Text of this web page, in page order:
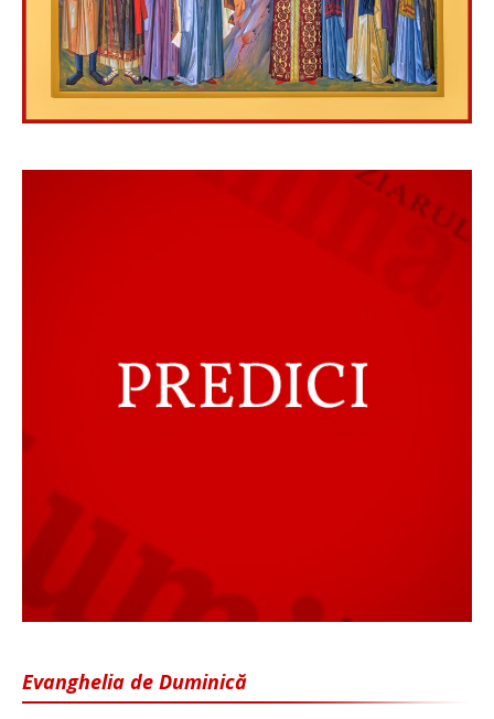
Evanghelia de Duminică